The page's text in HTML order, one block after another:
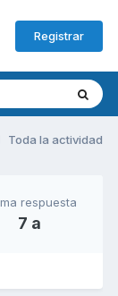
Registrar
Toda la actividad
respuesta
7 a